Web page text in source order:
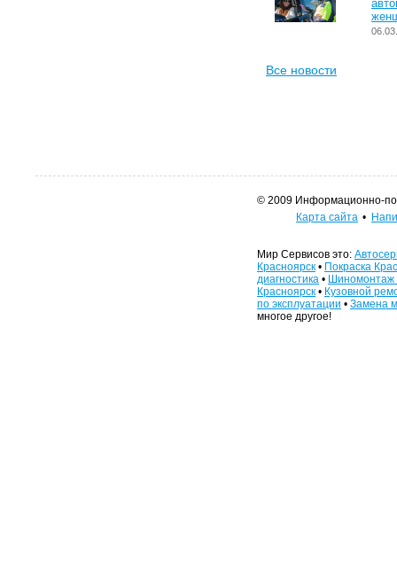
Все новости
© 2009 Информационно-
Карта сайта •
Мир Сервисов это:
Красноярск • Покраска
диагностика • Шиномонтаж
Красноярск • Кузовной
по эксплуатации • Замена
многое другое!